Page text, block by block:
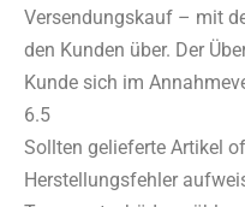
Versendungskauf – mit
den Kunden über. Der
Kunde sich im
6.5
Sollten gelieferte Artikel
Herstellungsfehler